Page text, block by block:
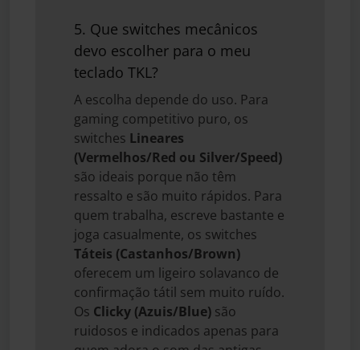
5. Que switches mecânicos
devo escolher para o meu
teclado TKL?
A escolha depende do uso. Para
gaming competitivo puro, os
switches Lineares
(Vermelhos/Red ou Silver/Speed)
são ideais porque não têm
ressalto e são muito rápidos. Para
quem trabalha, escreve bastante e
joga casualmente, os switches
Táteis (Castanhos/Brown)
oferecem um ligeiro solavanco de
confirmação tátil sem muito ruído.
Os Clicky (Azuis/Blue) são
ruidosos e indicados apenas para